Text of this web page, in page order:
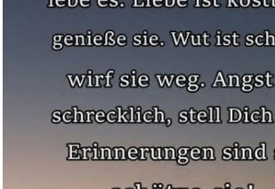
LibreOffice Professional